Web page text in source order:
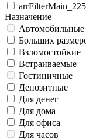
Назначение
Автомобильные
Больших
Взломостойкие
Встраиваемые
Гостиничные
Депозитные
Для денег
Для дома
Для офиса
Для часов